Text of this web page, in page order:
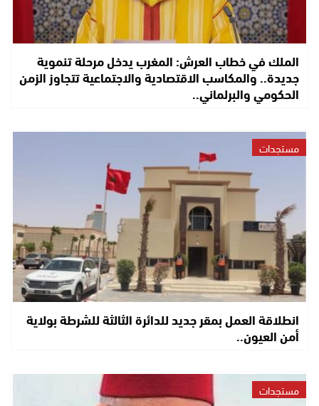
الملك في خطاب العرش: المغرب يدخل مرحلة تنموية
جديدة.. والمكاسب الاقتصادية والاجتماعية تتجاوز الزمن
الحكومي والبرلماني..
مستجدات
انطلاقة العمل بمقر جديد للدائرة الثالثة للشرطة بولاية
أمن العيون..
مستجدات